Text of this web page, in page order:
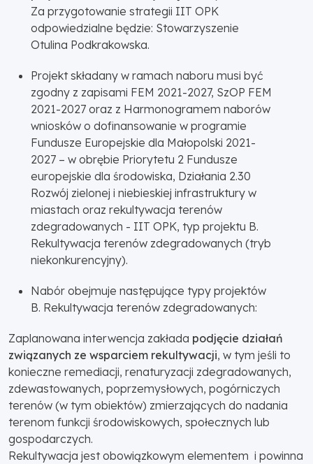
Za przygotowanie strategii IIT OPK
odpowiedzialne będzie: Stowarzyszenie
Otulina Podkrakowska.
Projekt składany w ramach naboru musi być
zgodny z zapisami FEM 2021-2027, SzOP FEM
2021-2027 oraz z Harmonogramem naborów
wniosków o dofinansowanie w programie
Fundusze Europejskie dla Małopolski 2021-
2027 – w obrębie Priorytetu 2 Fundusze
europejskie dla środowiska, Działania 2.30
Rozwój zielonej i niebieskiej infrastruktury w
miastach oraz rekultywacja terenów
zdegradowanych - IIT OPK, typ projektu B.
Rekultywacja terenów zdegradowanych (tryb
niekonkurencyjny).
Nabór obejmuje następujące typy projektów
B. Rekultywacja terenów zdegradowanych:
Zaplanowana interwencja zakłada podjęcie działań
związanych ze wsparciem rekultywacji, w tym jeśli to
konieczne remediacji, renaturyzacji zdegradowanych,
zdewastowanych, poprzemysłowych, pogórniczych
terenów (w tym obiektów) zmierzających do nadania
terenom funkcji środowiskowych, społecznych lub
gospodarczych.
Rekultywacja jest obowiązkowym elementem i powinna